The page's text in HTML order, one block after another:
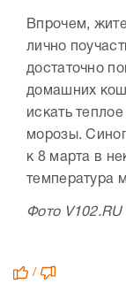
Впрочем,
лично
достаточно
домашних
искать
морозы.
к 8 марта в
температура
Фото V102.RU
/